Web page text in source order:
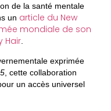
de la santé mentale
un article du New
mondiale de son
Hair.
exprimée
, cette collaboration
un accès universel